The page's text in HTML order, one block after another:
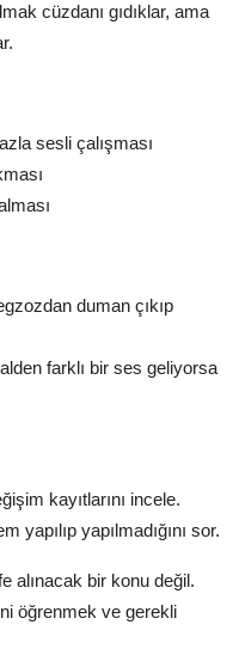
cüzdanı gıdıklar, ama
sesli çalışması
duman çıkıp
farklı bir ses geliyorsa
kayıtlarını incele.
yapılıp yapılmadığını sor.
alınacak bir konu değil.
öğrenmek ve gerekli